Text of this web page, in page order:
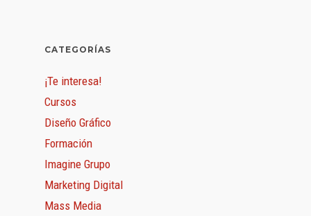
CATEGORÍAS
¡Te interesa!
Cursos
Diseño Gráfico
Formación
Imagine Grupo
Marketing Digital
Mass Media